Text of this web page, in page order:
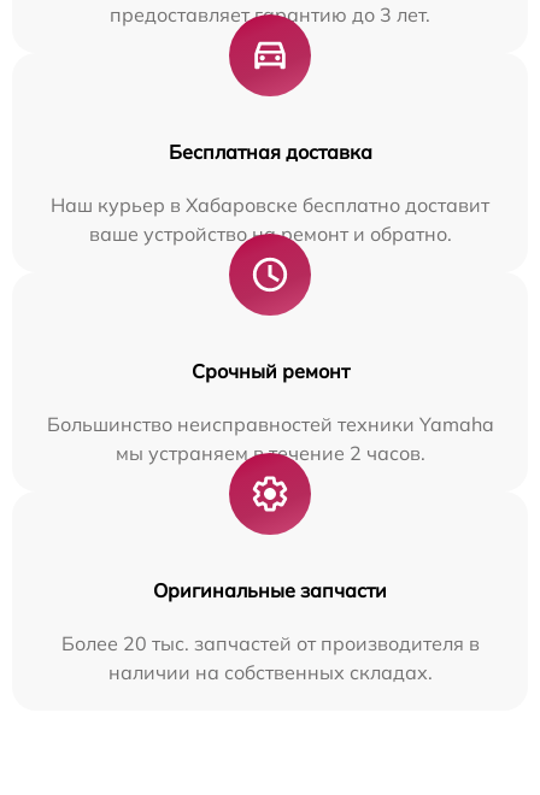
предоставляет гарантию до 3 лет.
Бесплатная доставка
Наш курьер в Хабаровске бесплатно доставит
ваше устройство на ремонт и обратно.
Срочный ремонт
Большинство неисправностей техники Yamaha
мы устраняем в течение 2 часов.
Оригинальные запчасти
Более 20 тыс. запчастей от производителя в
наличии на собственных складах.